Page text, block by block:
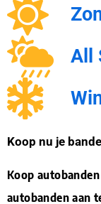
All
Koop nu je
Koop
autobanden aan